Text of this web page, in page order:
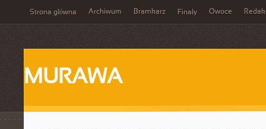
Strona główna Archiwum Bramkarz Finały Owoce
MURAWA